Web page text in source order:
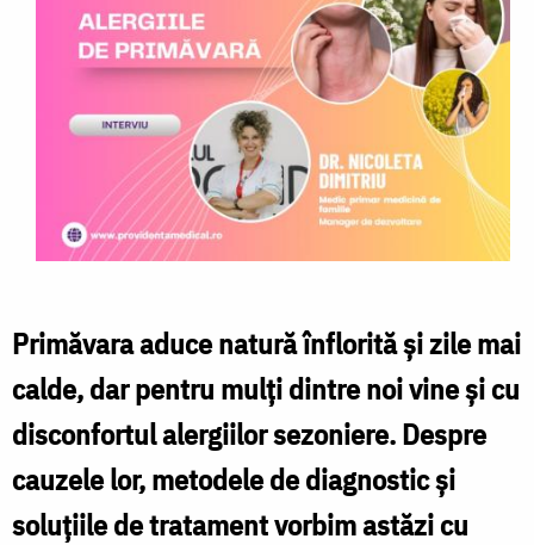
Primăvara aduce natură înflorită și zile mai
calde, dar pentru mulți dintre noi vine și cu
disconfortul alergiilor sezoniere. Despre
cauzele lor, metodele de diagnostic și
soluțiile de tratament vorbim astăzi cu